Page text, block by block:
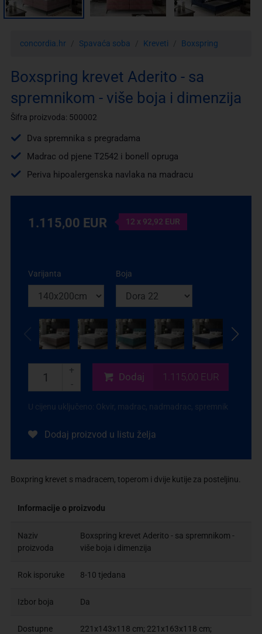
concordia.hr Spavaća soba Kreveti Boxspring
Boxspring krevet Aderito - sa
spremnikom - više boja i dimenzija
Šifra proizvoda: 500002
Dva spremnika s pregradama
Madrac od pjene T2542 i bonell opruga
Periva hipoalergenska navlaka na madracu
1.115,00 EUR 12 x 92,92 EUR
Varijanta Boja
+
-
Dodaj 1.115,00 EUR
U cijenu uključeno: Okvir, madrac, nadmadrac, spremnik
Dodaj proizvod u listu želja
Boxpring krevet s madracem, toperom i dvije kutije za posteljinu.
Informacije o proizvodu
Naziv
proizvoda
Boxspring krevet Aderito - sa spremnikom -
više boja i dimenzija
Rok isporuke 8-10 tjedana
Izbor boja Da
Dostupne
221x143x118 cm; 221x163x118 cm;